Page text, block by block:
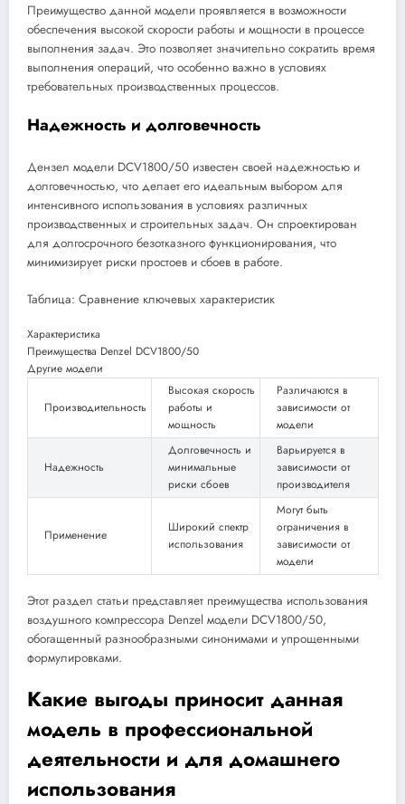
Преимущество данной модели проявляется в возможности
обеспечения высокой скорости работы и мощности в процессе
выполнения задач. Это позволяет значительно сократить время
выполнения операций, что особенно важно в условиях
требовательных производственных процессов.
Надежность и долговечность
Дензел модели DCV1800/50 известен своей надежностью и
долговечностью, что делает его идеальным выбором для
интенсивного использования в условиях различных
производственных и строительных задач. Он спроектирован
для долгосрочного безотказного функционирования, что
минимизирует риски простоев и сбоев в работе.
Таблица: Сравнение ключевых характеристик
Характеристика
Преимущества Denzel DCV1800/50
Другие модели
Производительность
Высокая скорость
работы и
мощность
Различаются в
зависимости от
модели
Надежность
Долговечность и
минимальные
риски сбоев
Варьируется в
зависимости от
производителя
Применение
Широкий спектр
использования
Могут быть
ограничения в
зависимости от
модели
Этот раздел статьи представляет преимущества использования
воздушного компрессора Denzel модели DCV1800/50,
обогащенный разнообразными синонимами и упрощенными
формулировками.
Какие выгоды приносит данная
модель в профессиональной
деятельности и для домашнего
использования